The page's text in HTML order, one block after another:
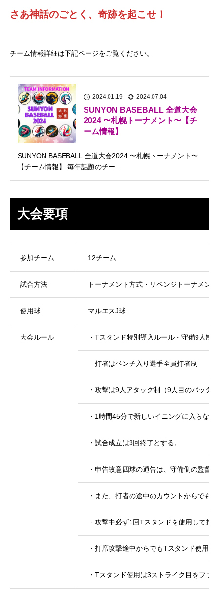
さあ神話のごとく、奇跡を起こせ！
チーム情報詳細は下記ページをご覧ください。
2024.01.19 2024.07.04
SUNYON BASEBALL 全道大会
2024 〜札幌トーナメント〜【チ
ーム情報】
SUNYON BASEBALL 全道大会2024 〜札幌トーナメント〜
【チーム情報】 毎年話題のチー...
大会要項
参加チーム 12チーム
試合方法 トーナメント方式・リベンジトーナメン
使用球 マルエスJ球
大会ルール ・Tスタンド特別導入ルール・守備9人制
打者はベンチ入り選手全員打者制
・攻撃は9人アタック制（9人目のバッタ
・1時間45分で新しいイニングに入らな
・試合成立は3回終了とする。
・申告故意四球の通告は、守備側の監督
・また、打者の途中のカウントからでも
・攻撃中必ず1回Tスタンドを使用して
・打席攻撃途中からでもTスタンド使用を
・Tスタンド使用は3ストライク目をファ